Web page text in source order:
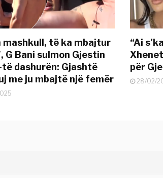
mashkull, të ka mbajtur
G Bani sulmon Gjestin
të dashurën: Gjashtë
me ju mbajtë një femër
“Ai
për
28/02/